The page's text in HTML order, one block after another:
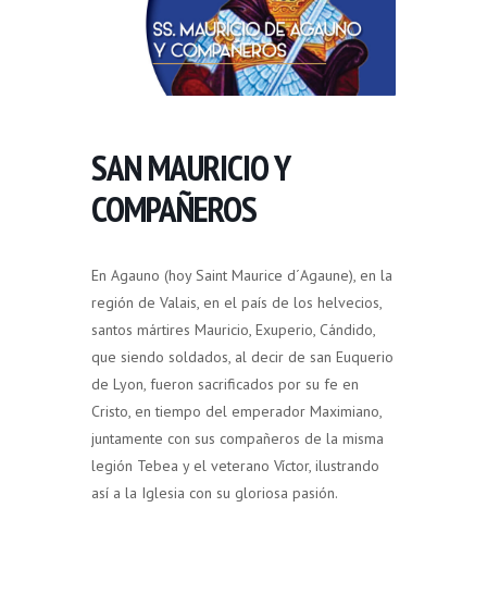
SAN MAURICIO Y
COMPAÑEROS
En Agauno (hoy Saint Maurice d´Agaune), en la
región de Valais, en el país de los helvecios,
santos mártires Mauricio, Exuperio, Cándido,
que siendo soldados, al decir de san Euquerio
de Lyon, fueron sacrificados por su fe en
Cristo, en tiempo del emperador Maximiano,
juntamente con sus compañeros de la misma
legión Tebea y el veterano Víctor, ilustrando
así a la Iglesia con su gloriosa pasión.